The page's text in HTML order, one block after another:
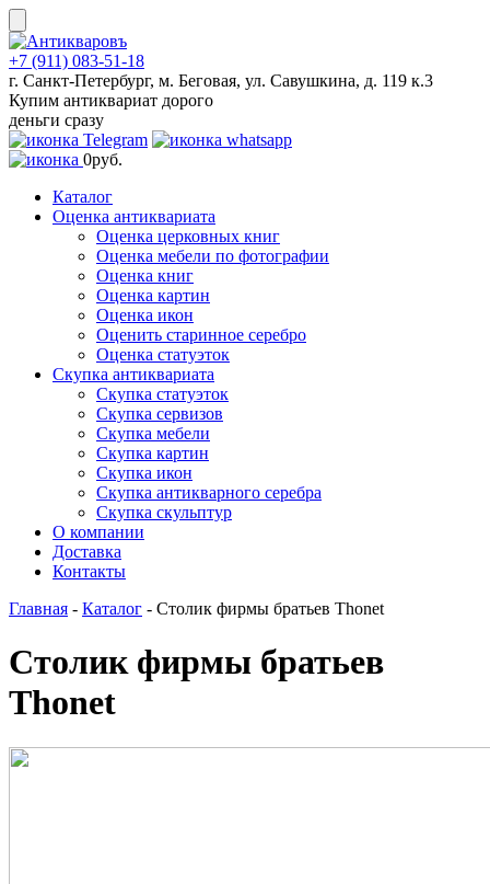
Skip
to
content
+7 (911) 083-51-18
г. Санкт-Петербург, м. Беговая, ул. Савушкина, д. 119 к.3
Купим антиквариат дорого
деньги сразу
0руб.
Каталог
Оценка антиквариата
Оценка церковных книг
Оценка мебели по фотографии
Оценка книг
Оценка картин
Оценка икон
Оценить старинное серебро
Оценка статуэток
Скупка антиквариата
Скупка статуэток
Скупка сервизов
Скупка мебели
Скупка картин
Скупка икон
Скупка антикварного серебра
Скупка скульптур
О компании
Доставка
Контакты
Главная - Каталог - Столик фирмы братьев Thonet
Столик фирмы братьев
Thonet